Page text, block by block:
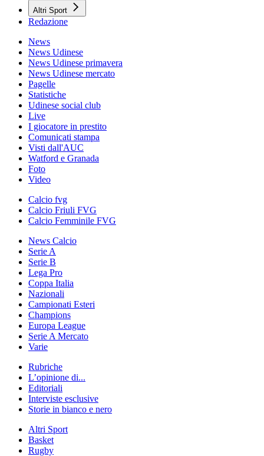
Altri Sport
Redazione
News
News Udinese
News Udinese primavera
News Udinese mercato
Pagelle
Statistiche
Udinese social club
Live
I giocatore in prestito
Comunicati stampa
Visti dall'AUC
Watford e Granada
Foto
Video
Calcio fvg
Calcio Friuli FVG
Calcio Femminile FVG
News Calcio
Serie A
Serie B
Lega Pro
Coppa Italia
Nazionali
Campionati Esteri
Champions
Europa League
Serie A Mercato
Varie
Rubriche
L’opinione di...
Editoriali
Interviste esclusive
Storie in bianco e nero
Altri Sport
Basket
Rugby